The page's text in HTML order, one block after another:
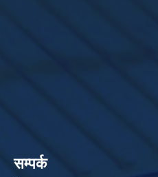
सम्पर्क